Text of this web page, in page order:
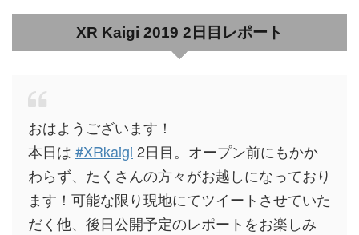
XR Kaigi 2019 2日目レポート
おはようございます！
本日は #XRkaigi 2日目。オープン前にもかか
わらず、たくさんの方々がお越しになっており
ます！可能な限り現地にてツイートさせていた
だく他、後日公開予定のレポートをお楽しみ